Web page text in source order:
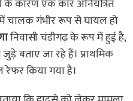
के कारण एक कार अनियंत्रित
में चालक गंभीर रूप से घायल हो
निवासी चंडीगढ़ के रूप में हुई है,
बताए जा रहे हैं। प्राथमिक
किया गया है।